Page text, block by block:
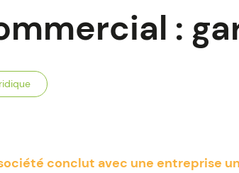
:
conclut avec une entreprise